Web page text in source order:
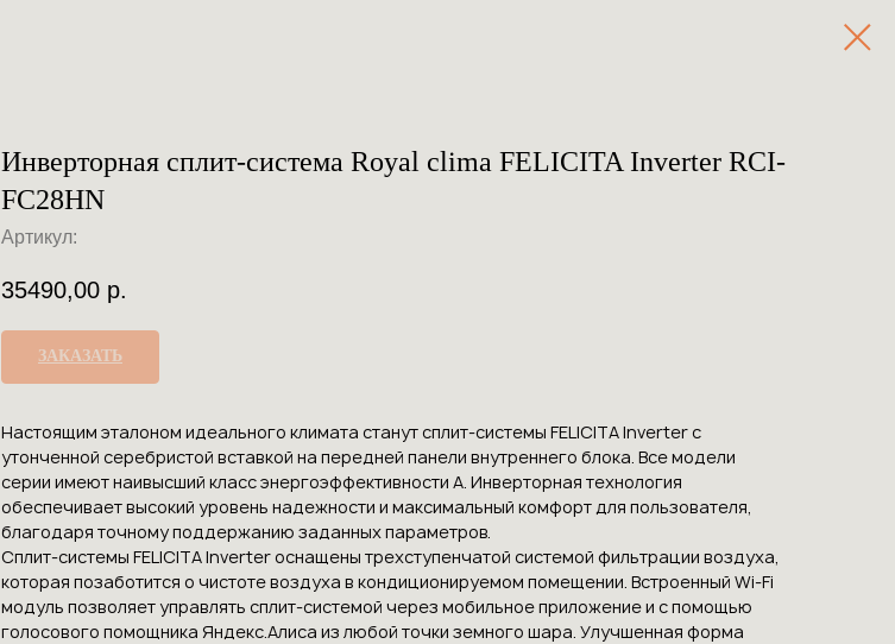
Инверторная сплит-система Royal clima FELICITA Inverter RCI-
FC28HN
Артикул:
35490,00 р.
ЗАКАЗАТЬ
Настоящим эталоном идеального климата станут сплит-системы FELICITA Inverter с
утонченной серебристой вставкой на передней панели внутреннего блока. Все модели
серии имеют наивысший класс энергоэффективности А. Инверторная технология
обеспечивает высокий уровень надежности и максимальный комфорт для пользователя,
благодаря точному поддержанию заданных параметров.
Сплит-системы FELICITA Inverter оснащены трехступенчатой системой фильтрации воздуха,
которая позаботится о чистоте воздуха в кондиционируемом помещении. Встроенный Wi-Fi
модуль позволяет управлять сплит-системой через мобильное приложение и с помощью
голосового помощника Яндекс.Алиса из любой точки земного шара. Улучшенная форма